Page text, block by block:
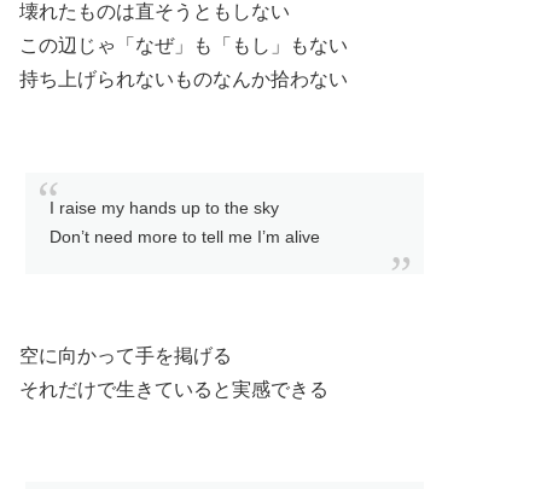
壊れたものは直そうともしない
この辺じゃ「なぜ」も「もし」もない
持ち上げられないものなんか拾わない
I raise my hands up to the sky
Don’t need more to tell me I’m alive
空に向かって手を掲げる
それだけで生きていると実感できる